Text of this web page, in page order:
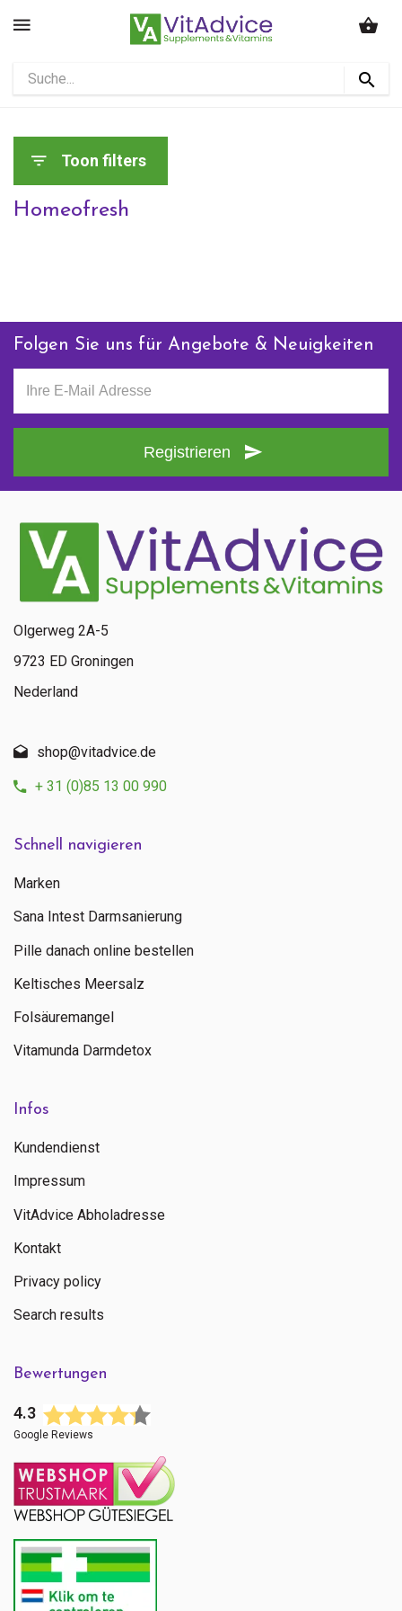
Toon filters
Homeofresh
Folgen Sie uns für Angebote & Neuigkeiten
Registrieren
Schnell navigieren
Marken
Sana Intest Darmsanierung
Pille danach online bestellen
Keltisches Meersalz
Folsäuremangel
Vitamunda Darmdetox
Infos
Kundendienst
Impressum
VitAdvice Abholadresse
Kontakt
Privacy policy
Search results
Bewertungen
4.3
Google Reviews
Olgerweg 2A-5
9723 ED Groningen
Nederland
shop@vitadvice.de
+ 31 (0)85 13 00 990